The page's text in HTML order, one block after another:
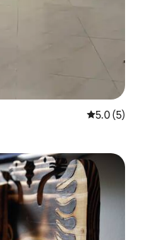
5 ರಲ್ಲಿ 5.0
5.0 (5)